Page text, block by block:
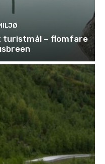
turistmål – flomfare